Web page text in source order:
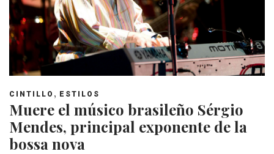
CINTILLO , ESTILOS
Muere el músico brasileño Sérgio
Mendes, principal exponente de la
bossa nova